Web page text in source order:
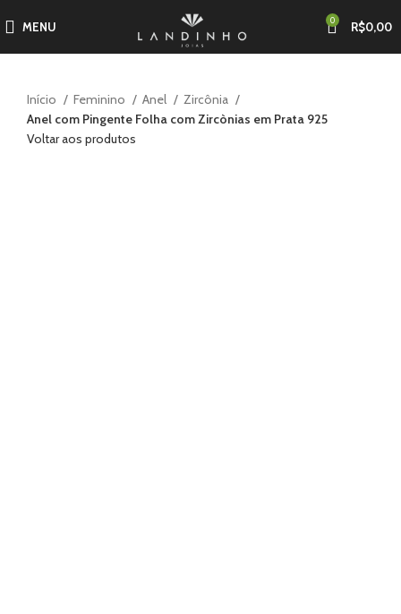
MENU 0 R$0,00
Início Feminino Anel
Zircônia
Anel com Pingente Folha com Zircònias em Prata 925
Voltar aos produtos